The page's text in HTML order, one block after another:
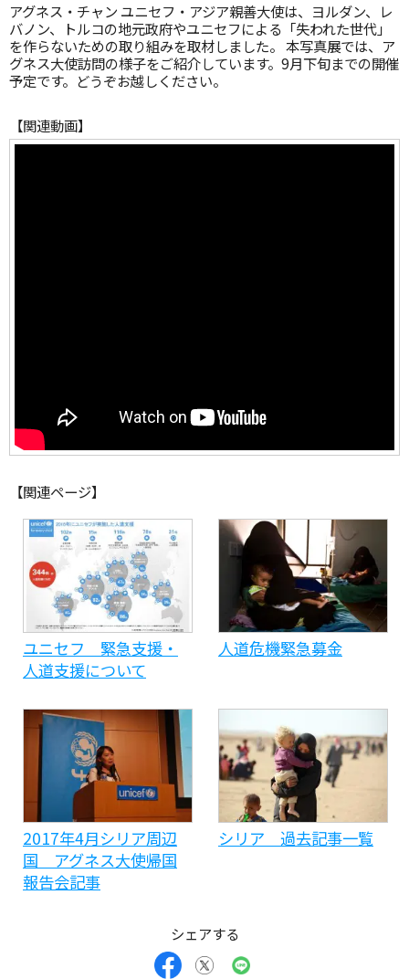
アグネス・チャン ユニセフ・アジア親善大使は、ヨルダン、レ
バノン、トルコの地元政府やユニセフによる「失われた世代」
を作らないための取り組みを取材しました。 本写真展では、ア
グネス大使訪問の様子をご紹介しています。9月下旬までの開催
予定です。どうぞお越しください。
【関連動画】
【関連ページ】
ユニセフ 緊急支援・
人道支援について
人道危機緊急募金
2017年4月シリア周辺
国 アグネス大使帰国
報告会記事
シリア 過去記事一覧
シェアする